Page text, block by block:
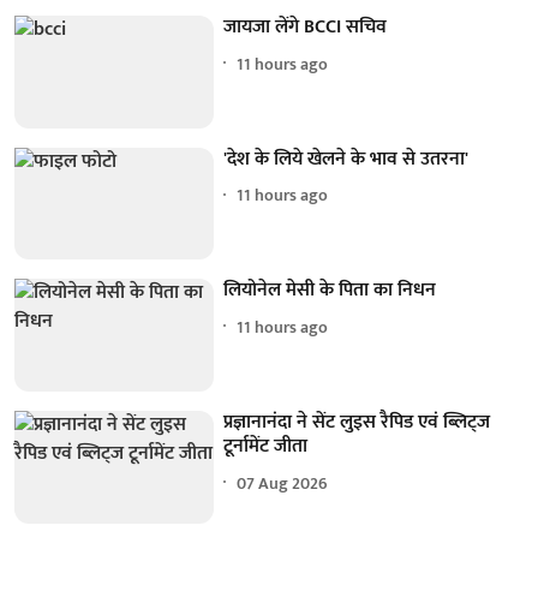
जायजा लेंगे BCCI सचिव
11 hours ago
'देश के लिये खेलने के भाव से उतरना'
11 hours ago
लियोनेल मेसी के पिता का निधन
11 hours ago
प्रज्ञानानंदा ने सेंट लुइस रैपिड एवं ब्लिट्ज
टूर्नामेंट जीता
07 Aug 2026